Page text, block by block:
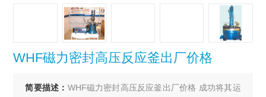
WHF磁力密封高压反应釜出厂价格
简要描述： WHF磁力密封高压反应釜出厂价格 成功将其运